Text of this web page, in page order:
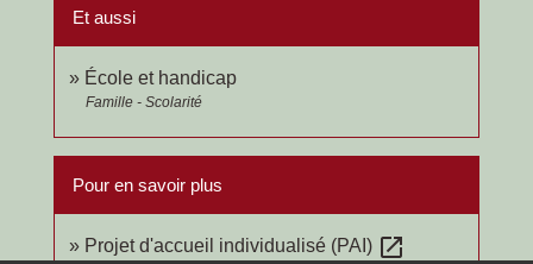
Et aussi
École et handicap
Famille - Scolarité
Pour en savoir plus
Projet d'accueil individualisé (PAI) open_in_new